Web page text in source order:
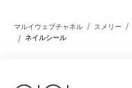
マルイウェブチャネル / スメリー /
/ ネイルシール